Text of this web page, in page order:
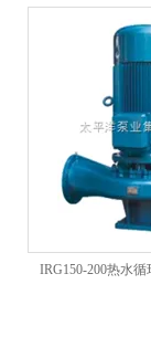
IRG150-200热水